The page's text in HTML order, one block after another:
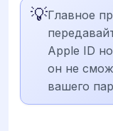
💡Главное
Apple ID
он не
вашего